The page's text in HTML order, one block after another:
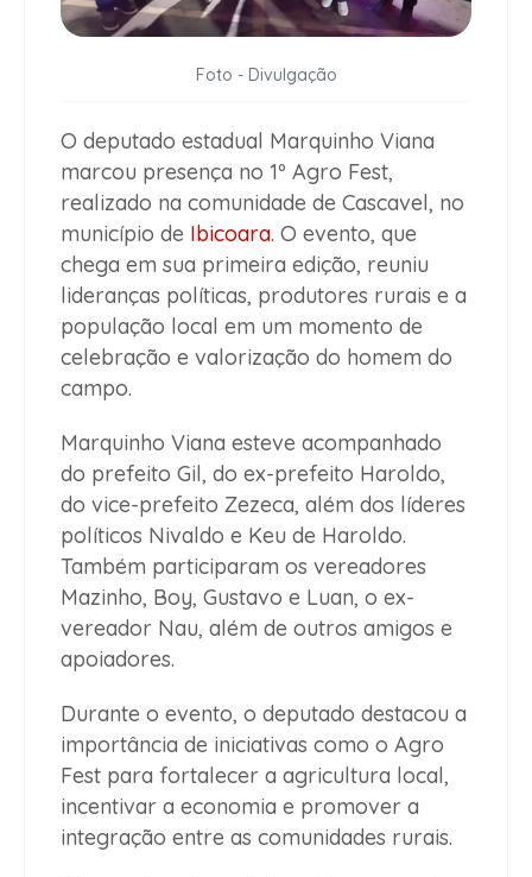
Foto - Divulgação
O deputado estadual Marquinho Viana
marcou presença no 1º Agro Fest,
realizado na comunidade de Cascavel, no
município de Ibicoara. O evento, que
chega em sua primeira edição, reuniu
lideranças políticas, produtores rurais e a
população local em um momento de
celebração e valorização do homem do
campo.
Marquinho Viana esteve acompanhado
do prefeito Gil, do ex-prefeito Haroldo,
do vice-prefeito Zezeca, além dos líderes
políticos Nivaldo e Keu de Haroldo.
Também participaram os vereadores
Mazinho, Boy, Gustavo e Luan, o ex-
vereador Nau, além de outros amigos e
apoiadores.
Durante o evento, o deputado destacou a
importância de iniciativas como o Agro
Fest para fortalecer a agricultura local,
incentivar a economia e promover a
integração entre as comunidades rurais.